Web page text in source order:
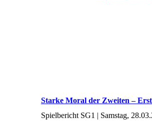
Starke Moral der Zweiten –
Spielbericht SG1 | Samstag,